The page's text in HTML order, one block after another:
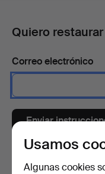
Quiero
Correo electrónico
Enviar
Usamos
Algunas cookies